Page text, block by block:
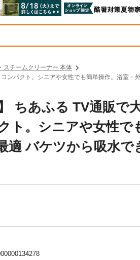
スチームクリーナー 本体
ンパクト。シニアや女性でも簡単操作。浴室
ちあふる TV通販で
ト。シニアや女性で
適 バケツから吸水で